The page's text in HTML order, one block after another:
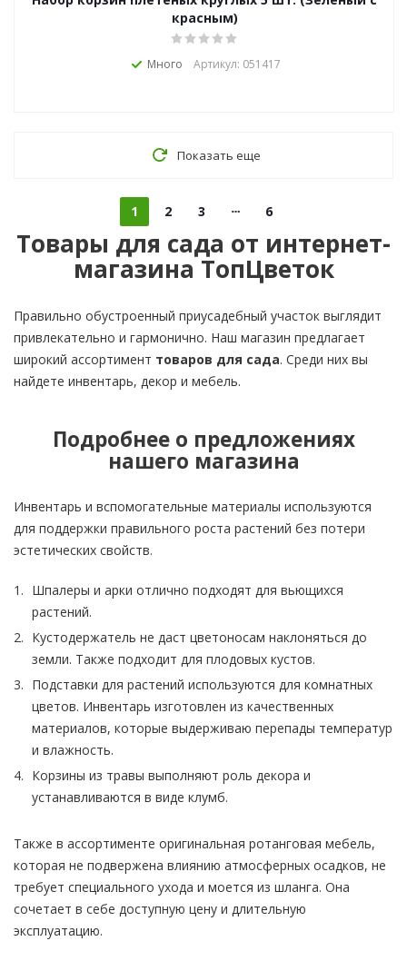
красным)
Много Артикул: 051417
Показать еще
1 2 3 6
Товары для сада от интернет-
магазина ТопЦветок
Правильно обустроенный приусадебный участок выглядит
привлекательно и гармонично. Наш магазин предлагает
широкий ассортимент товаров для сада. Среди них вы
найдете инвентарь, декор и мебель.
Подробнее о предложениях
нашего магазина
Инвентарь и вспомогательные материалы используются
для поддержки правильного роста растений без потери
эстетических свойств.
Шпалеры и арки отлично подходят для вьющихся
растений.
Кустодержатель не даст цветоносам наклоняться до
земли. Также подходит для плодовых кустов.
Подставки для растений используются для комнатных
цветов. Инвентарь изготовлен из качественных
материалов, которые выдерживаю перепады температур
и влажность.
Корзины из травы выполняют роль декора и
устанавливаются в виде клумб.
Также в ассортименте оригинальная ротанговая мебель,
которая не подвержена влиянию атмосферных осадков, не
требует специального ухода и моется из шланга. Она
сочетает в себе доступную цену и длительную
эксплуатацию.